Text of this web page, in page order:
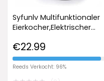
Syfunlv Multifunktionaler
Eierkocher,Elektrischer
Ei Wilderer,Eierkocher für
7 Eier,mit Einsatz für
pochierte
Eier,Messbecher mit
€22.99
Reeds Verkocht: 96%